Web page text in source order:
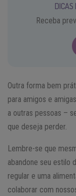
DICAS
Receba
Outra forma bem
para amigos e
a outras pessoas –
que deseja perder.
Lembre-se que
abandone seu estilo
regular e uma
colaborar com